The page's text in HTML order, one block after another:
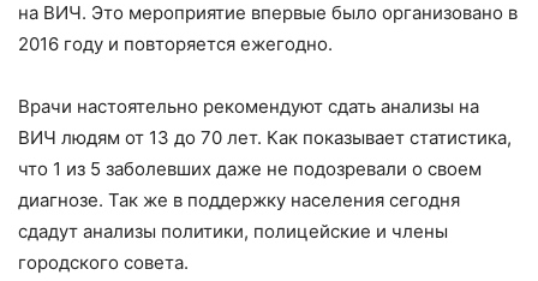
на ВИЧ. Это мероприятие впервые было организовано в
2016 году и повторяется ежегодно.
Врачи настоятельно рекомендуют сдать анализы на
ВИЧ людям от 13 до 70 лет. Как показывает статистика,
что 1 из 5 заболевших даже не подозревали о своем
диагнозе. Так же в поддержку населения сегодня
сдадут анализы политики, полицейские и члены
городского совета.